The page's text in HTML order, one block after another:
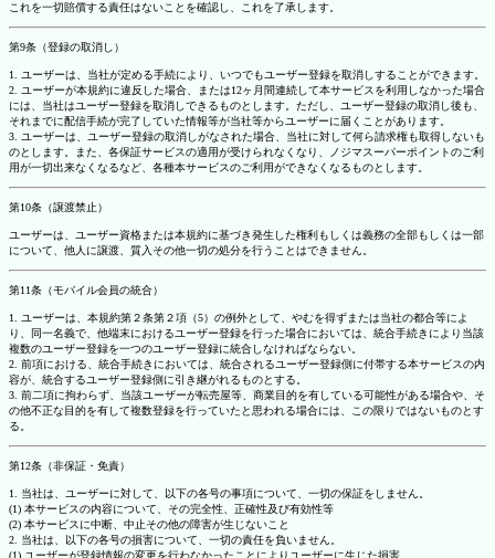
これを一切賠償する責任はないことを確認し、これを了承します。
第9条（登録の取消し）
1. ユーザーは、当社が定める手続により、いつでもユーザー登録を取消しすることができます。
2. ユーザーが本規約に違反した場合、または12ヶ月間連続して本サービスを利用しなかった場合
には、当社はユーザー登録を取消しできるものとします。ただし、ユーザー登録の取消し後も、
それまでに配信手続が完了していた情報等が当社等からユーザーに届くことがあります。
3. ユーザーは、ユーザー登録の取消しがなされた場合、当社に対して何ら請求権も取得しないも
のとします。また、各保証サービスの適用が受けられなくなり、ノジマスーパーポイントのご利
用が一切出来なくなるなど、各種本サービスのご利用ができなくなるものとします。
第10条（譲渡禁止）
ユーザーは、ユーザー資格または本規約に基づき発生した権利もしくは義務の全部もしくは一部
について、他人に譲渡、質入その他一切の処分を行うことはできません。
第11条（モバイル会員の統合）
1. ユーザーは、本規約第２条第２項（5）の例外として、やむを得ずまたは当社の都合等によ
り、同一名義で、他端末におけるユーザー登録を行った場合においては、統合手続きにより当該
複数のユーザー登録を一つのユーザー登録に統合しなければならない。
2. 前項における、統合手続きにおいては、統合されるユーザー登録側に付帯する本サービスの内
容が、統合するユーザー登録側に引き継がれるものとする。
3. 前二項に拘わらず、当該ユーザーが転売屋等、商業目的を有している可能性がある場合や、そ
の他不正な目的を有して複数登録を行っていたと思われる場合には、この限りではないものとす
る。
第12条（非保証・免責）
1. 当社は、ユーザーに対して、以下の各号の事項について、一切の保証をしません。
(1) 本サービスの内容について、その完全性、正確性及び有効性等
(2) 本サービスに中断、中止その他の障害が生じないこと
2. 当社は、以下の各号の損害について、一切の責任を負いません。
(1) ユーザーが登録情報の変更を行わなかったことによりユーザーに生じた損害